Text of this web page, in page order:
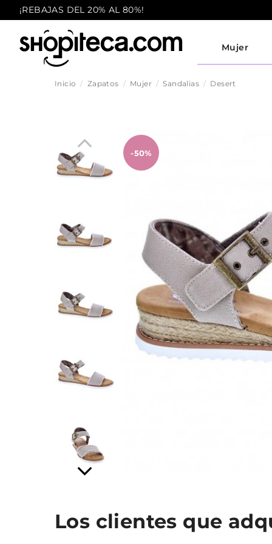
¡REBAJAS DEL 20% AL 80%!
Mujer
Inicio Zapatos Mujer Sandalias Desert
-50%
Los clientes que